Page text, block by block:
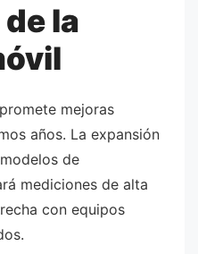
la
mejoras
años. La expansión
de
mediciones de alta
con equipos